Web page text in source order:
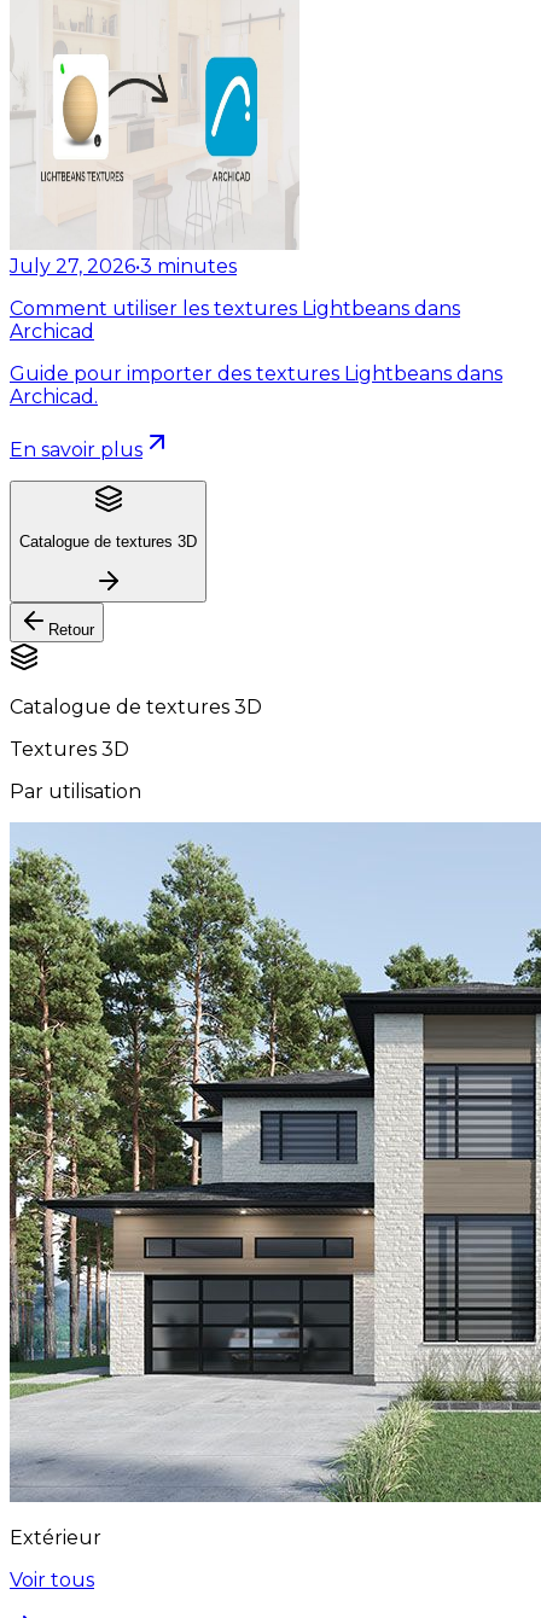
July 27, 2026•3 minutes
Comment utiliser les textures Lightbeans dans
Archicad
Guide pour importer des textures Lightbeans dans
Archicad.
En savoir plus
Catalogue de textures 3D
Retour
Catalogue de textures 3D
Textures 3D
Par utilisation
Extérieur
Voir tous